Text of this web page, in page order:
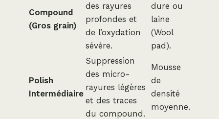
Compound
(Gros grain)
des rayures
profondes et
de l’oxydation
sévère.
dure ou
laine
(Wool
pad).
Polish
Intermédiaire
Suppression
des micro-
rayures légères
et des traces
du compound.
Mousse
de
densité
moyenne.